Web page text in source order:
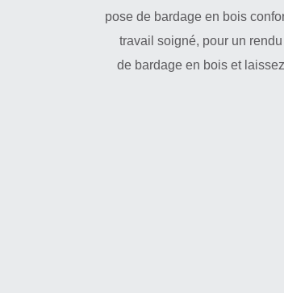
pose de bardage en bois
travail soigné, pour un
de bardage en bois et